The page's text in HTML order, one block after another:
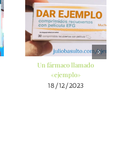
Un fármaco llamado
«ejemplo»
18/12/2023